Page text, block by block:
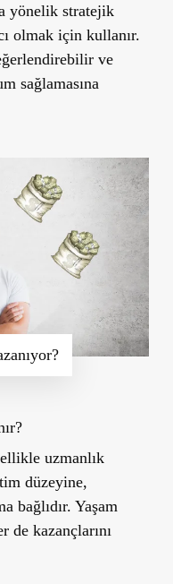
yönelik stratejik
olmak için kullanır.
ve
sağlamasına
uzmanlık
düzeyine,
bağlıdır. Yaşam
de kazançlarını